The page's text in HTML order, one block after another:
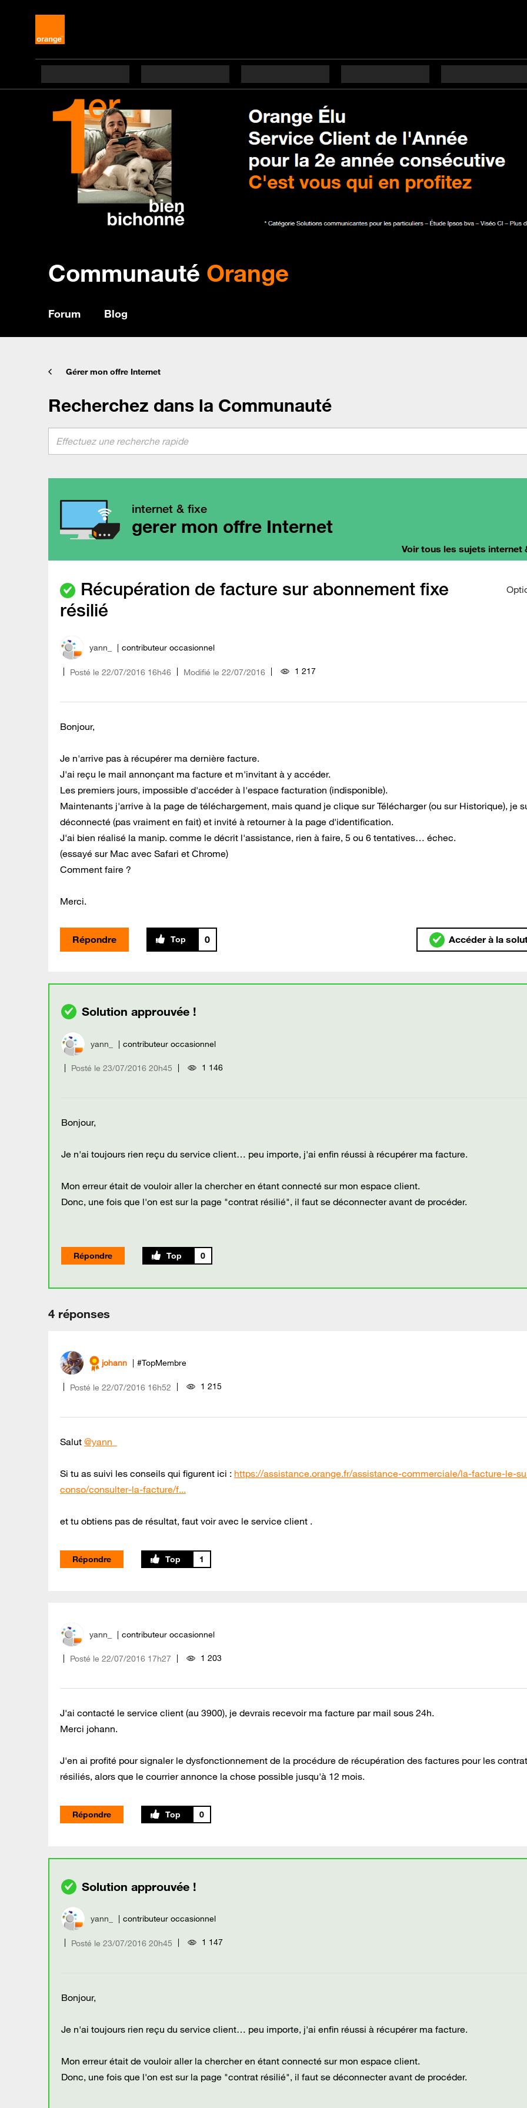
Communauté Orange
Forum Blog
Gérer mon offre Internet
Recherchez dans la Communauté
internet & fixe
gerer mon offre Internet
Voir tous les sujets internet
Récupération de facture sur abonnement fixe
résilié
yann_ contributeur occasionnel
Posté le ‎22/07/2016 16h46 Modifié le 22/07/2016 1 217
Bonjour,
Je n'arrive pas à récupérer ma dernière facture.
J'ai reçu le mail annonçant ma facture et m'invitant à y accéder.
Les premiers jours, impossible d'accéder à l'espace facturation (indisponible).
Maintenants j'arrive à la page de téléchargement, mais quand je clique sur Télécharger (ou sur Historique), je
déconnecté (pas vraiment en fait) et invité à retourner à la page d'identification.
J'ai bien réalisé la manip. comme le décrit l'assistance, rien à faire, 5 ou 6 tentatives… échec.
(essayé sur Mac avec Safari et Chrome)
Comment faire ?
Merci.
Répondre 0 Accéder à la
yann_ contributeur occasionnel
Posté le ‎23/07/2016 20h45 1 146
Bonjour,
Je n'ai toujours rien reçu du service client… peu importe, j'ai enfin réussi à récupérer ma facture.
Mon erreur était de vouloir aller la chercher en étant connecté sur mon espace client.
Donc, une fois que l'on est sur la page "contrat résilié", il faut se déconnecter avant de procéder.
Répondre 0
4 réponses
johann #TopMembre
Posté le ‎22/07/2016 16h52 1 215
Salut @yann_
Si tu as suivi les conseils qui figurent ici : https://assistance.orange.fr/assistance-commerciale/la-facture-le-
conso/consulter-la-facture/f...
et tu obtiens pas de résultat, faut voir avec le service client .
Répondre 1
yann_ contributeur occasionnel
Posté le ‎22/07/2016 17h27 1 203
J'ai contacté le service client (au 3900), je devrais recevoir ma facture par mail sous 24h.
Merci johann.
J'en ai profité pour signaler le dysfonctionnement de la procédure de récupération des factures pour les
résiliés, alors que le courrier annonce la chose possible jusqu'à 12 mois.
Répondre 0
yann_ contributeur occasionnel
Posté le ‎23/07/2016 20h45 1 147
Bonjour,
Je n'ai toujours rien reçu du service client… peu importe, j'ai enfin réussi à récupérer ma facture.
Mon erreur était de vouloir aller la chercher en étant connecté sur mon espace client.
Donc, une fois que l'on est sur la page "contrat résilié", il faut se déconnecter avant de procéder.